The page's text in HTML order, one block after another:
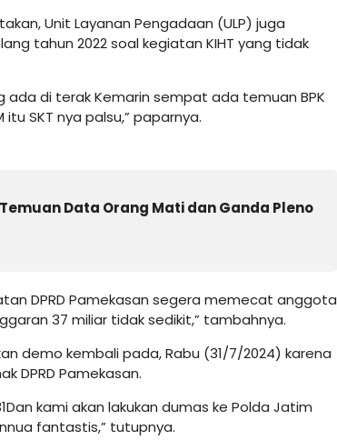
Unit Layanan Pengadaan (ULP) juga
tahun 2022 soal kegiatan KIHT yang tidak
ada di terak Kemarin sempat ada temuan BPK
SKT nya palsu,” paparnya.
Data Orang Mati dan Ganda Pleno
DPRD Pamekasan segera memecat anggota
37 miliar tidak sedikit,” tambahnya.
demo kembali pada, Rabu (31/7/2024) karena
DPRD Pamekasan.
kami akan lakukan dumas ke Polda Jatim
fantastis,” tutupnya.